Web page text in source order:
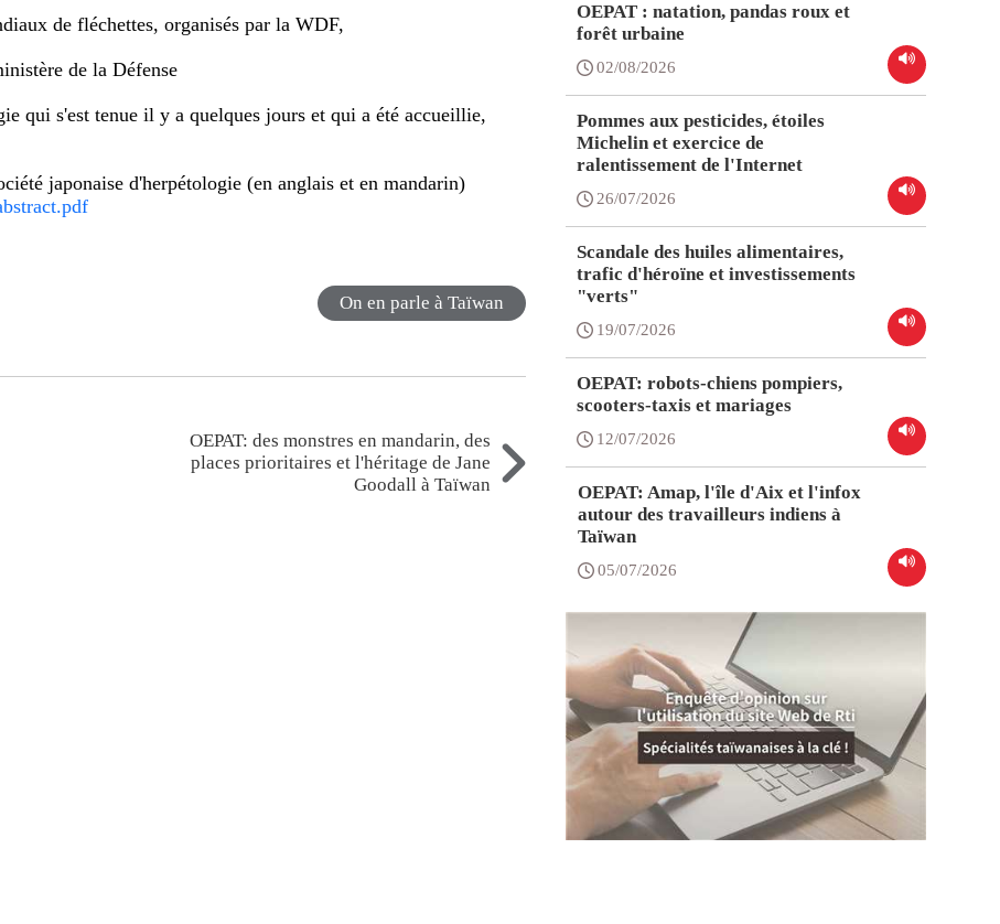
de fléchettes, organisés par la WDF,
de la Défense
qui s'est tenue il y a quelques jours et qui a été accueillie,
japonaise d'herpétologie (en anglais et en mandarin)
On en parle à Taïwan
OEPAT: des monstres en mandarin, des
places prioritaires et l'héritage de Jane
Goodall à Taïwan
OEPAT : natation, pandas roux et
forêt urbaine
02/08/2026
Pommes aux pesticides, étoiles
Michelin et exercice de
ralentissement de l'Internet
26/07/2026
Scandale des huiles alimentaires,
trafic d'héroïne et investissements
"verts"
19/07/2026
OEPAT: robots-chiens pompiers,
scooters-taxis et mariages
12/07/2026
OEPAT: Amap, l'île d'Aix et l'infox
autour des travailleurs indiens à
Taïwan
05/07/2026